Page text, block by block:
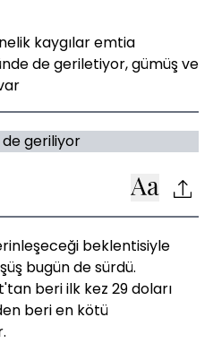
kaygılar emtia
de geriletiyor, gümüş ve
beklentisiyle
bugün de sürdü.
beri ilk kez 29 doları
beri en kötü